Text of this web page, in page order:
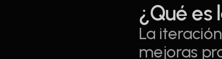
¿Qué es
La
mejoras